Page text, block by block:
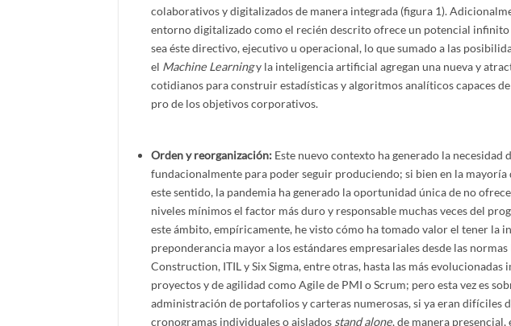
colaborativos y digitalizados de manera integrada (figura 1).
entorno digitalizado como el recién descrito ofrece un potencial
sea éste directivo, ejecutivo u operacional, lo que sumado a las
el Machine Learningy la inteligencia artificial agregan una nueva y
cotidianos para construir estadísticas y algoritmos analíticos capaces
pro de los objetivos corporativos.
Orden y reorganización: Este nuevo contexto ha generado la necesidad
fundacionalmente para poder seguir produciendo; si bien en la mayoría
este sentido, la pandemia ha generado la oportunidad única de no
niveles mínimos el factor más duro y responsable muchas veces del
este ámbito, empíricamente, he visto cómo ha tomado valor el tener la
preponderancia mayor a los estándares empresariales desde las normas
Construction, ITIL y Six Sigma, entre otras, hasta las más
proyectos y de agilidad como Agile de PMI o Scrum; pero esta vez es
administración de portafolios y carteras numerosas, si ya eran difíciles
cronogramas individuales o aislados stand alone, de manera